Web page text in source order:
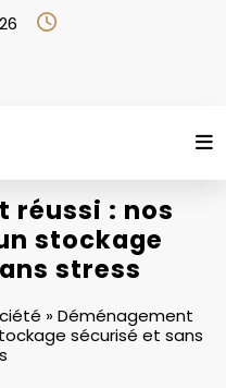
réussi : nos
stockage
stress
»Déménagement
sécurisé et sans